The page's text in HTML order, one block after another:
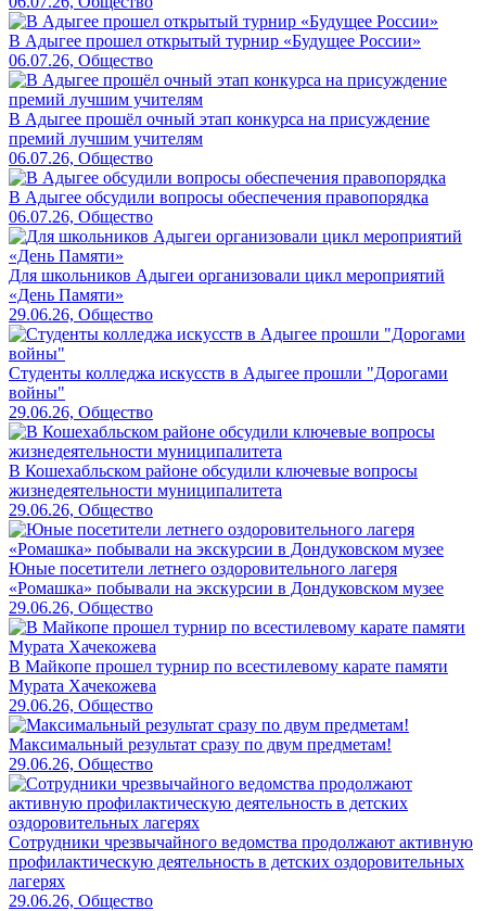
В Адыгее прошел открытый турнир «Будущее России»
06.07.26, Общество
В Адыгее прошёл очный этап конкурса на присуждение
премий лучшим учителям
06.07.26, Общество
В Адыгее обсудили вопросы обеспечения правопорядка
06.07.26, Общество
Для школьников Адыгеи организовали цикл мероприятий
«День Памяти»
29.06.26, Общество
Студенты колледжа искусств в Адыгее прошли "Дорогами
войны"
29.06.26, Общество
В Кошехабльском районе обсудили ключевые вопросы
жизнедеятельности муниципалитета
29.06.26, Общество
Юные посетители летнего оздоровительного лагеря
«Ромашка» побывали на экскурсии в Дондуковском музее
29.06.26, Общество
В Майкопе прошел турнир по всестилевому карате памяти
Мурата Хачекожева
29.06.26, Общество
Максимальный результат сразу по двум предметам!
29.06.26, Общество
Сотрудники чрезвычайного ведомства продолжают активную
профилактическую деятельность в детских оздоровительных
лагерях
29.06.26, Общество